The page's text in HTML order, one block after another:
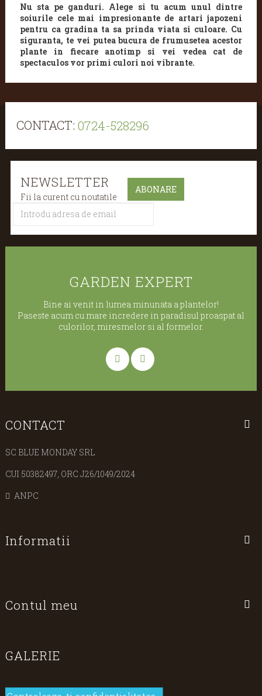
Nu sta pe ganduri. Alege si tu acum unul dintre
soiurile cele mai impresionante de artari japozeni
pentru ca gradina ta sa prinda viata si culoare. Cu
siguranta, te vei putea bucura de frumusetea acestor
plante in fiecare anotimp si vei vedea cat de
spectaculos vor primi culori noi vibrante.
CONTACT: 0724-528296
NEWSLETTER
Fii la curent cu noutatile
GARDEN EXPERT
Bine ai venit in lumea minunata a plantelor!
Paseste acum cu mare incredere in paradisul proaspat al
culorilor, miresmelor si al formelor.
CONTACT
SC BLUE MONDAY SRL
CUI 50382497, ORC J26/1049/2024
ANPC
Informatii
Contul meu
GALERIE